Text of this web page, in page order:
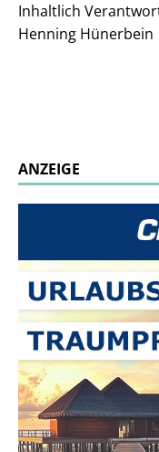
Inhaltlich
Henning Hünerbein
ANZEIGE